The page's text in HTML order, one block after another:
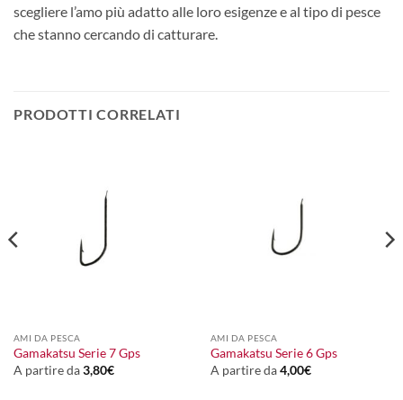
scegliere l’amo più adatto alle loro esigenze e al tipo di pesce
che stanno cercando di catturare.
PRODOTTI CORRELATI
AMI DA PESCA
Gamakatsu Serie 7 Gps
A partire da3,80€
AMI DA PESCA
Gamakatsu Serie 6 Gps
A partire da4,00€